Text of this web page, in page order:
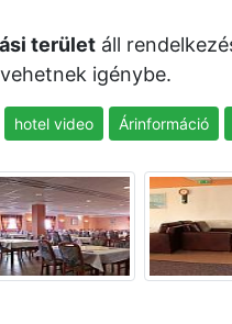
terület áll
igénybe.
hotel video Árinformáció